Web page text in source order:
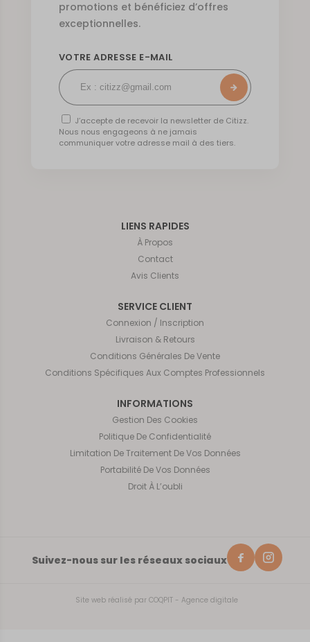
LIENS RAPIDES
À Propos
Contact
Avis Clients
SERVICE CLIENT
Connexion / Inscription
Livraison & Retours
Conditions Générales De Vente
Conditions Spécifiques Aux Comptes Professionnels
INFORMATIONS
Gestion Des Cookies
Politique De Confidentialité
Limitation De Traitement De Vos Données
Portabilité De Vos Données
Droit À L’oubli
Suivez-nous sur les réseaux sociaux
Site web réalisé par COQPIT - Agence digitale
promotions et bénéficiez d’offres
exceptionnelles.
VOTRE ADRESSE E-MAIL
J’accepte de recevoir la newsletter de Citizz.
Nous nous engageons à ne jamais
communiquer votre adresse mail à des tiers.